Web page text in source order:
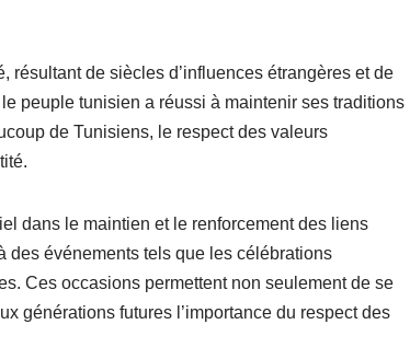
résultant de siècles d’influences étrangères et de
peuple tunisien a réussi à maintenir ses traditions
de Tunisiens, le respect des valeurs
dans le maintien et le renforcement des liens
des événements tels que les célébrations
Ces occasions permettent non seulement de se
générations futures l’importance du respect des